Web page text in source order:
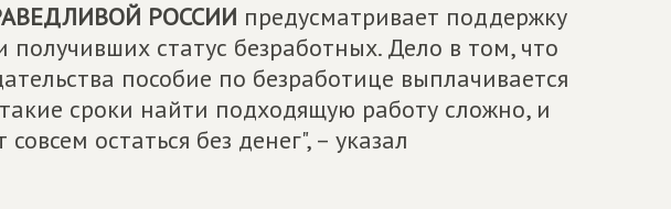
РОССИИ предусматривает поддержку
статус безработных. Дело в том, что
пособие по безработице выплачивается
сроки найти подходящую работу сложно, и
остаться без денег", – указал